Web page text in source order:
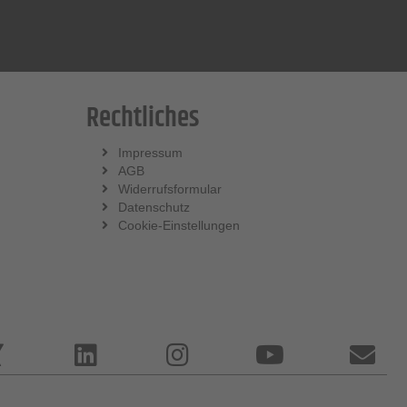
Rechtliches
Impressum
AGB
Widerrufsformular
Datenschutz
Cookie-Einstellungen